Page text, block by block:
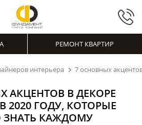
РЕМОНТ КВАРТИР
интерьера 7 основных
АКЦЕНТОВ В ДЕКОРЕ
2020 ГОДУ, КОТОРЫЕ
КАЖДОМУ